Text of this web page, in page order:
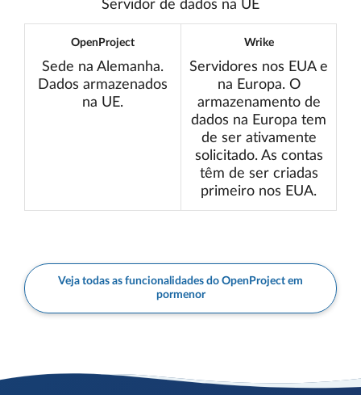
Servidor de dados na UE
OpenProject
Sede na Alemanha.
Dados armazenados
na UE.
Wrike
Servidores nos EUA e
na Europa. O
armazenamento de
dados na Europa tem
de ser ativamente
solicitado. As contas
têm de ser criadas
primeiro nos EUA.
Veja todas as funcionalidades do OpenProject em
pormenor